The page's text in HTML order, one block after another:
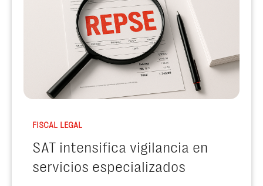
FISCAL LEGAL
SAT intensifica vigilancia en
servicios especializados